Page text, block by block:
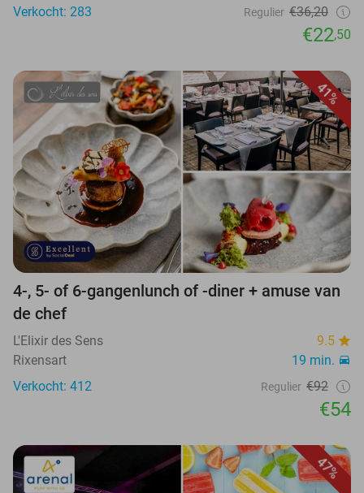
Verkocht: 283
Regulier €36,20
€22,50
41%
4-, 5- of 6-gangenlunch of -diner + amuse van
de chef
L'Elixir des Sens
9.5
Rixensart
19 min.
Verkocht: 412
Regulier €92
€54
47%